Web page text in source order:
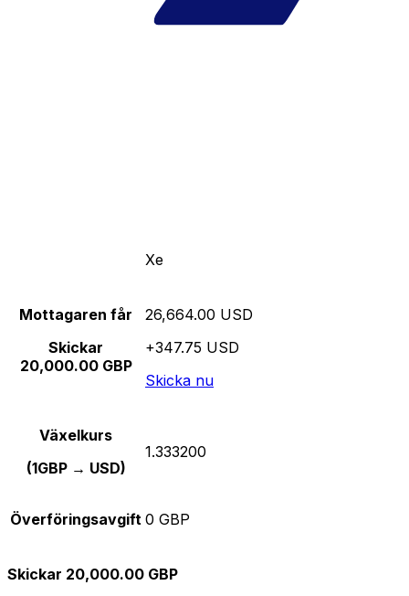
Xe
Mottagaren får
Skickar
20,000.00 GBP
26,664.00 USD
+347.75 USD
Skicka nu
Växelkurs
(1GBP → USD)
1.333200
Överföringsavgift 0 GBP
Skickar 20,000.00 GBP